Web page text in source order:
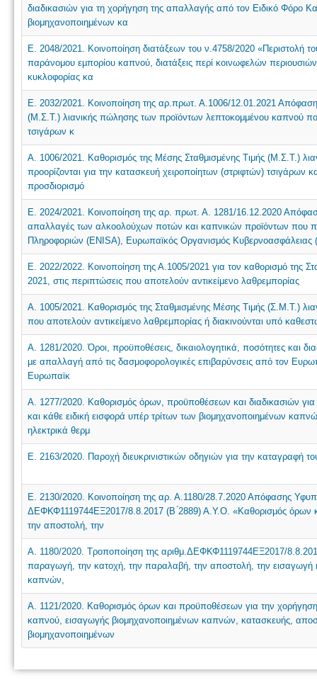
διαδικασιών για τη χορήγηση της απαλλαγής από τον Ειδικό Φόρο
βιομηχανοποιημένων κα
Ε. 2048/2021. Κοινοποίηση διατάξεων του ν.4758/2020 «Περιστολή
παράνομου εμπορίου καπνού, διατάξεις περί κοινωφελών
κυκλοφορίας κα
Ε. 2032/2021. Κοινοποίηση της αρ.πρωτ. Α.1006/12.01.2021
(Μ.Σ.Τ.) λιανικής πώλησης των προϊόντων λεπτοκομμένου καπνού
τσιγάρων κ
Α. 1006/2021. Καθορισμός της Μέσης Σταθμισμένης Τιμής (Μ.Σ.Τ.)
προορίζονται για την κατασκευή χειροποίητων (στριφτών)
προσδιορισμό
Ε. 2024/2021. Κοινοποίηση της αρ. πρωτ. Α. 1281/16.12.2020
απαλλαγές των αλκοολούχων ποτών και καπνικών προϊόντων που
Πληροφοριών (ENISA), Ευρωπαϊκός Οργανισμός Κυβερνοασφάλειας
Ε. 2022/2022. Κοινοποίηση της Α.1005/2021 για τον καθορισμό της
2021, στις περιπτώσεις που αποτελούν αντικείμενο λαθρεμπορίας
Α. 1005/2021. Καθορισμός της Σταθμισμένης Μέσης Τιμής (Σ.Μ.Τ.)
που αποτελούν αντικείμενο λαθρεμπορίας ή διακινούνται υπό
Α. 1281/2020. Όροι, προϋποθέσεις, δικαιολογητικά, ποσότητες και
με απαλλαγή από τις δασμοφορολογικές επιβαρύνσεις από τον
Ευρωπαϊκ
Α. 1277/2020. Καθορισμός όρων, προϋποθέσεων και διαδικασιών
και κάθε ειδική εισφορά υπέρ τρίτων των βιομηχανοποιημένων
ηλεκτρικά θερμ
Ε. 2163/2020. Παροχή διευκρινιστικών οδηγιών για την καταγραφή
Ε. 2130/2020. Κοινοποίηση της αρ. Α.1180/28.7.2020 Απόφασης
ΔΕΦΚΦ1119744ΕΞ2017/8.8.2017 (Β ́2889) Α.Υ.Ο. «Καθορισμός όρων
την αποστολή, την
Α. 1180/2020. Τροποποίηση της αριθμ.ΔΕΦΚΦ1119744ΕΞ2017/
παραγωγή, την κατοχή, την παραλαβή, την αποστολή, την εισαγωγή
καπνών,
Α. 1121/2020. Καθορισμός όρων και προϋποθέσεων για την
καπνού, εισαγωγής βιομηχανοποιημένων καπνών, κατασκευής,
βιομηχανοποιημένων